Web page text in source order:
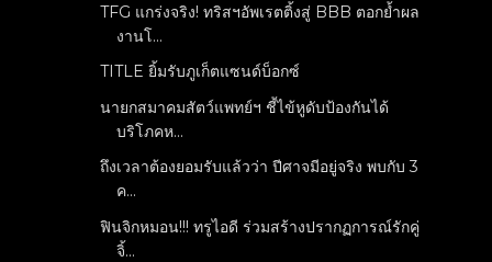
TFG แกร่งจริง! ทริสฯอัพเรตติ้งสู่ BBB ตอกย้ำผล
งานโ...
TITLE ยิ้มรับภูเก็ตแซนด์บ็อกซ์
นายกสมาคมสัตว์แพทย์ฯ ชี้ไข้หูดับป้องกันได้
บริโภคห...
ถึงเวลาต้องยอมรับแล้วว่า ปีศาจมีอยู่จริง พบกับ 3
ค...
ฟินจิกหมอน!!! ทรูไอดี ร่วมสร้างปรากฏการณ์รักคู่
จิ้...